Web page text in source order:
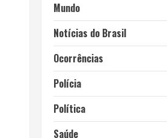
Mundo
Notícias do Brasil
Ocorrências
Polícia
Política
Saúde